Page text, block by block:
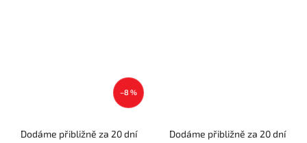
–8 %
Dodáme přibližně za 20 dní Dodáme přibližně za 20 dní